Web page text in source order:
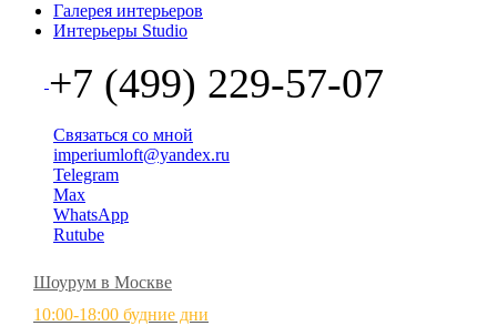
Галерея интерьеров
Интерьеры Studio
+7 (499) 229-57-07
Связаться со мной
imperiumloft@yandex.ru
Telegram
Max
WhatsApp
Rutube
Шоурум в Москве
10:00-18:00 будние дни